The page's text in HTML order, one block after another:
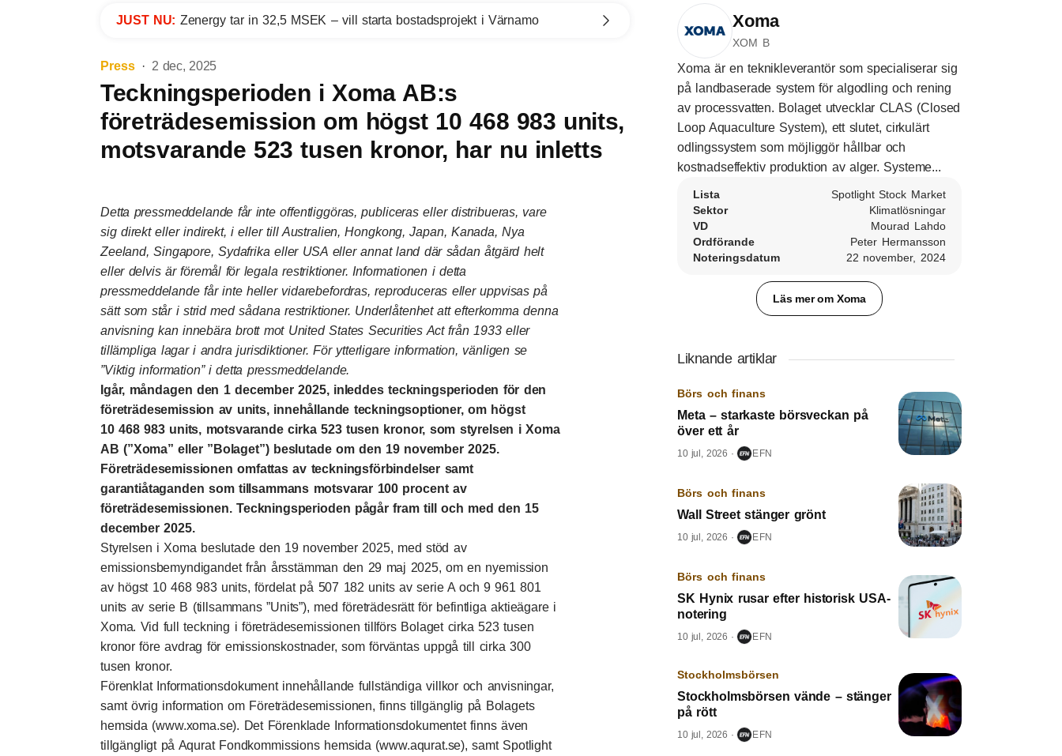
JUST NU: Zenergy tar in 32,5 MSEK – vill starta bostadsprojekt i Värnamo
Press 2 dec, 2025
Teckningsperioden i Xoma AB:s
företrädesemission om högst 10 468 983 units,
motsvarande 523 tusen kronor, har nu inletts
Detta pressmeddelande får inte offentliggöras, publiceras eller distribueras, vare
sig direkt eller indirekt, i eller till Australien, Hongkong, Japan, Kanada, Nya
Zeeland, Singapore, Sydafrika eller USA eller annat land där sådan åtgärd helt
eller delvis är föremål för legala restriktioner. Informationen i detta
pressmeddelande får inte heller vidarebefordras, reproduceras eller uppvisas på
sätt som står i strid med sådana restriktioner. Underlåtenhet att efterkomma denna
anvisning kan innebära brott mot United States Securities Act från 1933 eller
tillämpliga lagar i andra jurisdiktioner. För ytterligare information, vänligen se
”Viktig information” i detta pressmeddelande.
Igår, måndagen den 1 december 2025, inleddes teckningsperioden för den
företrädesemission av units, innehållande teckningsoptioner, om högst
10 468 983 units, motsvarande cirka 523 tusen kronor, som styrelsen i Xoma
AB (”Xoma” eller ”Bolaget”) beslutade om den 19 november 2025.
Företrädesemissionen omfattas av teckningsförbindelser samt
garantiåtaganden som tillsammans motsvarar 100 procent av
företrädesemissionen. Teckningsperioden pågår fram till och med den 15
december 2025.
Styrelsen i Xoma beslutade den 19 november 2025, med stöd av
emissionsbemyndigandet från årsstämman den 29 maj 2025, om en nyemission
av högst 10 468 983 units, fördelat på 507 182 units av serie A och 9 961 801
units av serie B (tillsammans ”Units”), med företrädesrätt för befintliga aktieägare i
Xoma. Vid full teckning i företrädesemissionen tillförs Bolaget cirka 523 tusen
kronor före avdrag för emissionskostnader, som förväntas uppgå till cirka 300
tusen kronor.
Förenklat Informationsdokument innehållande fullständiga villkor och anvisningar,
samt övrig information om Företrädesemissionen, finns tillgänglig på Bolagets
hemsida (www.xoma.se). Det Förenklade Informationsdokumentet finns även
tillgängligt på Aqurat Fondkommissions hemsida (www.aqurat.se), samt Spotlight
Xoma
XOM B
Xoma är en teknikleverantör som specialiserar sig
på landbaserade system för algodling och rening
av processvatten. Bolaget utvecklar CLAS (Closed
Loop Aquaculture System), ett slutet, cirkulärt
odlingssystem som möjliggör hållbar och
kostnadseffektiv produktion av alger. Systeme...
Lista
Spotlight Stock Market
Sektor
Klimatlösningar
VD
Mourad Lahdo
Ordförande
Peter Hermansson
Noteringsdatum
22 november, 2024
Läs mer om Xoma
Liknande artiklar
Börs och finans
Meta – starkaste börsveckan på
över ett år
10 jul, 2026 EFN
Börs och finans
Wall Street stänger grönt
10 jul, 2026 EFN
Börs och finans
SK Hynix rusar efter historisk USA-
notering
10 jul, 2026 EFN
Stockholmsbörsen
Stockholmsbörsen vände – stänger
på rött
10 jul, 2026 EFN